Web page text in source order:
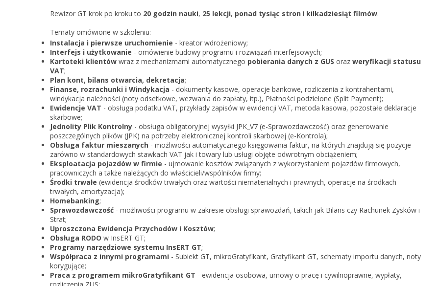
KSeF w Rachmistrzu i
firm
Rewizor GT krok po kroku to 20 godzin nauki, 25 lekcji, ponad tysiąc stron i kilkadziesiąt filmów.
Tematy omówione w szkoleniu:
Instalacja i pierwsze uruchomienie - kreator wdrożeniowy;
Interfejs i użytkowanie - omówienie budowy programu i rozwiązań interfejsowych;
Kartoteki klientów wraz z mechanizmami automatycznego pobierania danych z GUS oraz weryfikacji statusu
VAT;
Plan kont, bilans otwarcia, dekretacja;
Finanse, rozrachunki i Windykacja - dokumenty kasowe, operacje bankowe, rozliczenia z kontrahentami,
windykacja należności (noty odsetkowe, wezwania do zapłaty, itp.), Płatności podzielone (Split Payment);
Ewidencje VAT - obsługa podatku VAT, przykłady zapisów w ewidencji VAT, metoda kasowa, pozostałe deklaracje
skarbowe;
Jednolity Plik Kontrolny - obsługa obligatoryjnej wysyłki JPK_V7 (e-Sprawozdawczość) oraz generowanie
poszczególnych plików (JPK) na potrzeby elektronicznej kontroli skarbowej (e-Kontrola);
Obsługa faktur mieszanych - możliwości automatycznego księgowania faktur, na których znajdują się pozycje
zarówno w standardowych stawkach VAT jak i towary lub usługi objęte odwrotnym obciążeniem;
Eksploatacja pojazdów w firmie - ujmowanie kosztów związanych z wykorzystaniem pojazdów firmowych,
pracowniczych a także należących do właścicieli/wspólników firmy;
Środki trwałe (ewidencja środków trwałych oraz wartości niematerialnych i prawnych, operacje na środkach
trwałych, amortyzacja);
Homebanking;
Sprawozdawczość - możliwości programu w zakresie obsługi sprawozdań, takich jak Bilans czy Rachunek Zysków i
Strat;
Uproszczona Ewidencja Przychodów i Kosztów;
Obsługa RODO w InsERT GT;
Programy narzędziowe systemu InsERT GT;
Współpraca z innymi programami - Subiekt GT, mikroGratyfikant, Gratyfikant GT, schematy importu danych, noty
korygujące;
Praca z programem mikroGratyfikant GT - ewidencja osobowa, umowy o pracę i cywilnoprawne, wypłaty,